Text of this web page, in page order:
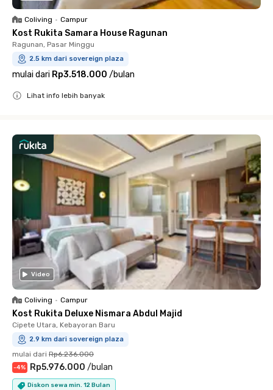
Coliving • Campur
Kost Rukita Samara House Ragunan
Ragunan, Pasar Minggu
2.5 km dari sovereign plaza
mulai dari Rp3.518.000 /bulan
Lihat info lebih banyak
Video
Coliving • Campur
Kost Rukita Deluxe Nismara Abdul Majid
Cipete Utara, Kebayoran Baru
2.9 km dari sovereign plaza
mulai dari Rp6.236.000
-4% Rp5.976.000 /bulan
Diskon sewa min. 12 Bulan